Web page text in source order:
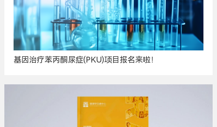
基因治疗苯丙酮尿症(PKU)项目报名来啦！